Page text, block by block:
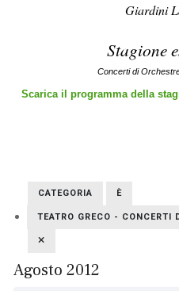
Giardini
Stagione
Concerti di
Scarica il programma della
CATEGORIA È
TEATRO GRECO - CONCERTI
Agosto 2012